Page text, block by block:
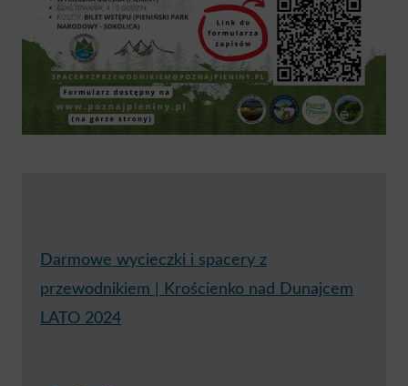
Darmowe wycieczki i spacery z
przewodnikiem | Krościenko nad Dunajcem
LATO 2024